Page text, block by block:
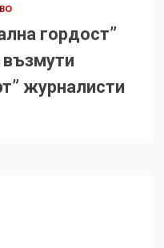
гордост”
възмути
журналисти